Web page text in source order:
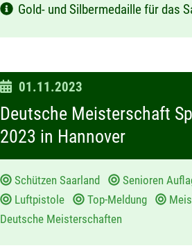
Gold- und Silbermedaille für das
D
t
u
m
:
01.11.2023
Deutsche Meisterschaft
2023 in Hannover
Schützen Saarland Senioren
Luftpistole
Top-Meldung
Deutsche Meisterschaften